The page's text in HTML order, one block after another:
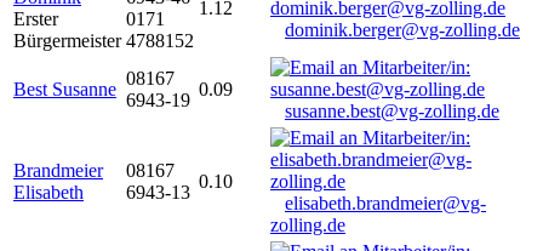
Erster
Bürgermeister
0171
4788152
1.12
dominik.berger@vg-zolling.de
Best Susanne
08167
6943-19
0.09
susanne.best@vg-zolling.de
Brandmeier
Elisabeth
08167
6943-13
0.10
elisabeth.brandmeier@vg-
zolling.de